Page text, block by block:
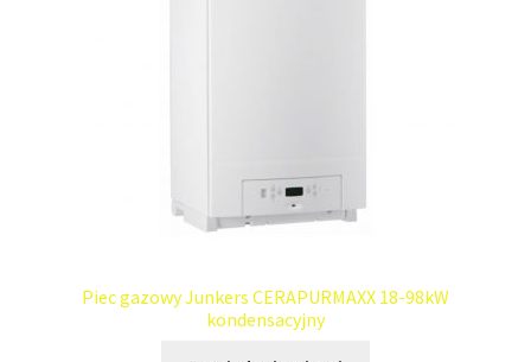
Piec gazowy Junkers CERAPURMAXX 18-98kW
kondensacyjny